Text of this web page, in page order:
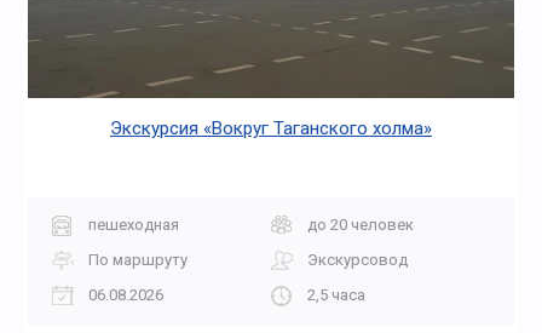
Экскурсия «Вокруг Таганского холма»
пешеходная
до 20 человек
По маршруту
Экскурсовод
06.08.2026
2,5 часа